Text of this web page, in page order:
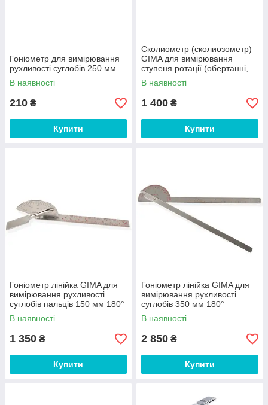
Гоніометр для вимірювання
рухливості суглобів 250 мм
В наявності
210 ₴
Купити
Сколиометр (сколиозометр)
GIMA для вимірювання
ступеня ротації (обертанні,
розвороту) хребта
В наявності
1 400 ₴
Купити
Гоніометр лінійка GIMA для
вимірювання рухливості
суглобів пальців 150 мм 180°
В наявності
1 350 ₴
Купити
Гоніометр лінійка GIMA для
вимірювання рухливості
суглобів 350 мм 180°
В наявності
2 850 ₴
Купити